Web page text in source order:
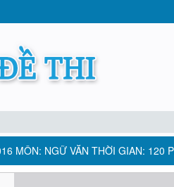
MÔN: NGỮ VĂN THỜI GIAN: 120